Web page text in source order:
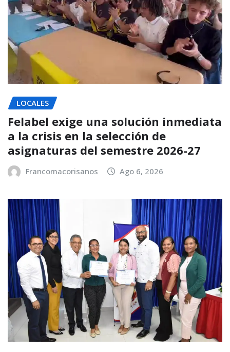
LOCALES
Felabel exige una solución inmediata
a la crisis en la selección de
asignaturas del semestre 2026-27
Francomacorisanos Ago 6, 2026